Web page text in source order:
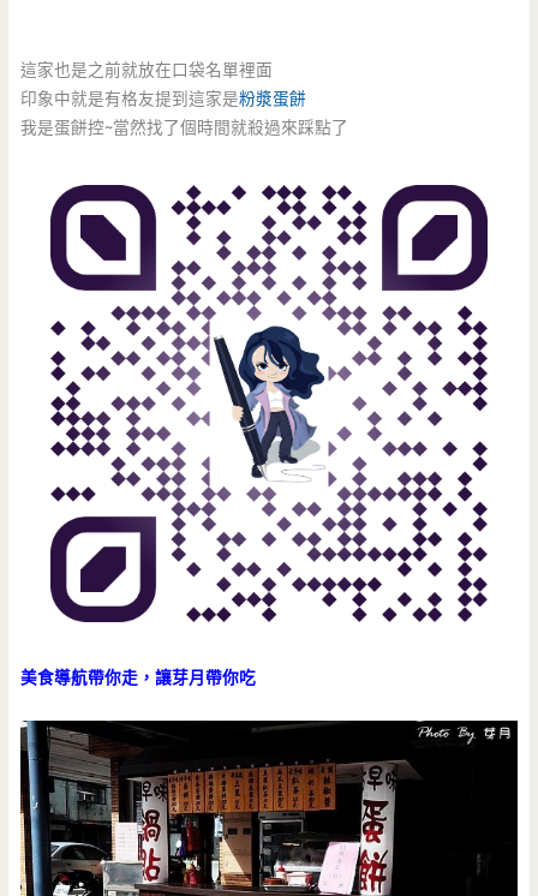
這家也是之前就放在口袋名單裡面
印象中就是有格友提到這家是粉漿蛋餅
我是蛋餅控~當然找了個時間就殺過來踩點了
美食導航帶你走，讓芽月帶你吃